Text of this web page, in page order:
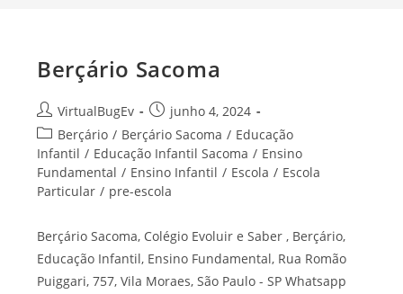
Berçário Sacoma
VirtualBugEv
junho 4, 2024
Berçário / Berçário Sacoma / Educação
Infantil / Educação Infantil Sacoma / Ensino
Fundamental / Ensino Infantil / Escola / Escola
Particular / pre-escola
Berçário Sacoma, Colégio Evoluir e Saber , Berçário,
Educação Infantil, Ensino Fundamental, Rua Romão
Puiggari, 757, Vila Moraes, São Paulo - SP Whatsapp